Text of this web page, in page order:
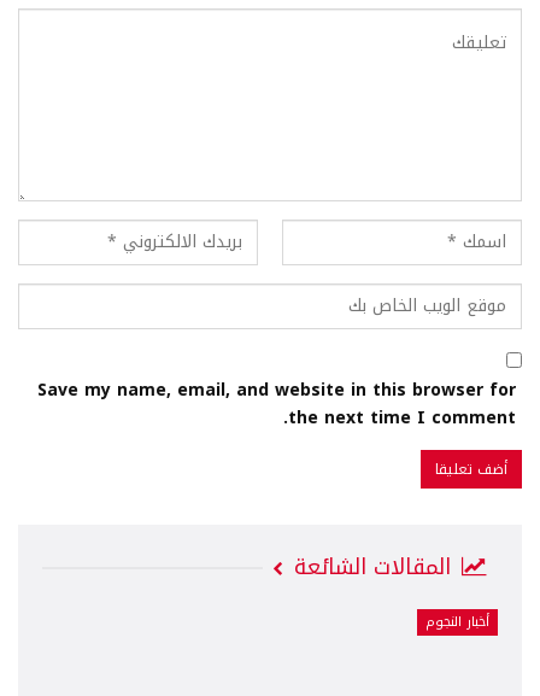
Save my name, email, and website in this browser for
the next time I comment.
المقالات الشائعة
أخبار النجوم